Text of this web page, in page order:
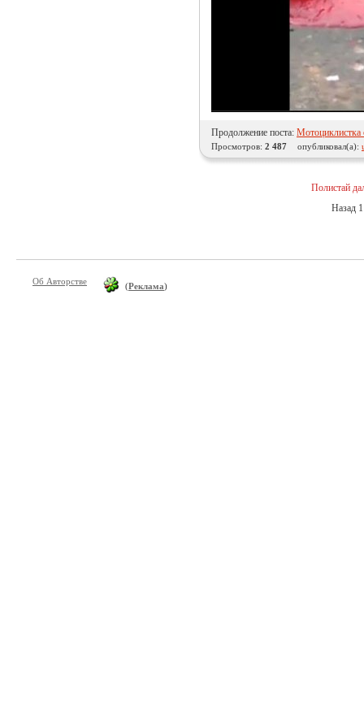
Продолжение поста: Мотоциклистка
Просмотров: 2 487 опубликовал(а):
Полистай
Назад 1
Об Авторстве (Реклама)